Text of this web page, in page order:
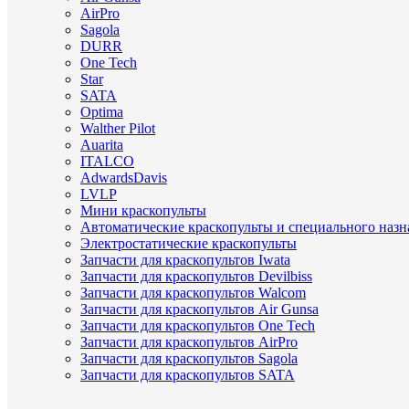
AirPro
Sagola
DURR
One Tech
Star
SATA
Optima
Walther Pilot
Auarita
ITALCO
AdwardsDavis
LVLP
Мини краскопульты
Автоматические краскопульты и специального
Электростатические краскопульты
Запчасти для краскопультов Iwata
Запчасти для краскопультов Devilbiss
Запчасти для краскопультов Walcom
Запчасти для краскопультов Air Gunsa
Запчасти для краскопультов One Tech
Запчасти для краскопультов AirPro
Запчасти для краскопультов Sagola
Запчасти для краскопультов SATA